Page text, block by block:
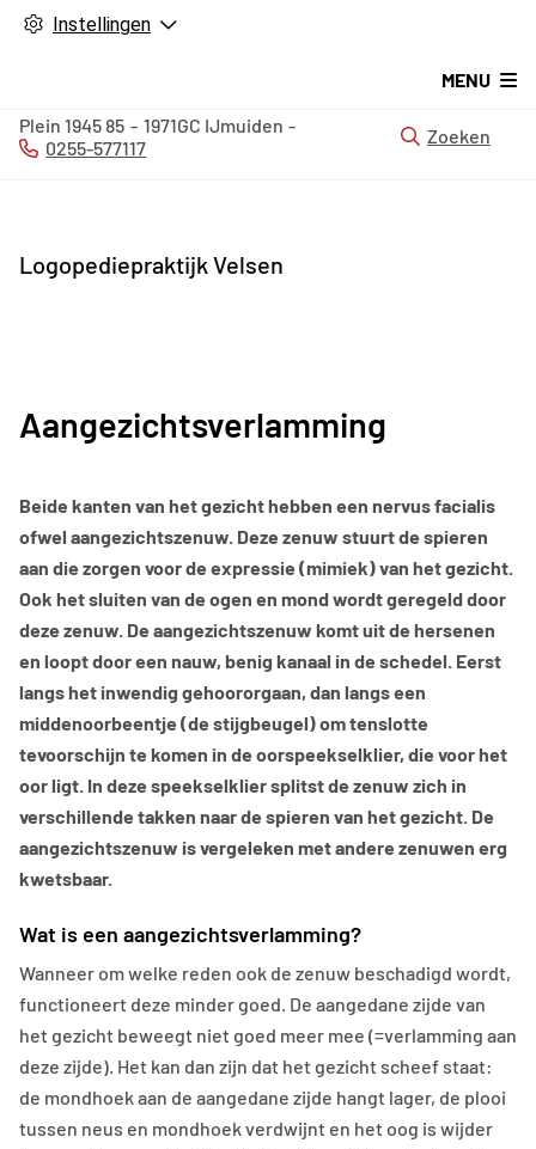
Instellingen
Logopediepraktijk Velsen
MENU
Plein 194585 1971GC IJmuiden
Tel:
0255-577117
Zoeken
Aangezichtsverlamming
Beide kanten van het gezicht hebben een nervus facialis
ofwel aangezichtszenuw. Deze zenuw stuurt de spieren
aan die zorgen voor de expressie (mimiek) van het gezicht.
Ook het sluiten van de ogen en mond wordt geregeld door
deze zenuw. De aangezichtszenuw komt uit de hersenen
en loopt door een nauw, benig kanaal in de schedel. Eerst
langs het inwendig gehoororgaan, dan langs een
middenoorbeentje (de stijgbeugel) om tenslotte
tevoorschijn te komen in de oorspeekselklier, die voor het
oor ligt. In deze speekselklier splitst de zenuw zich in
verschillende takken naar de spieren van het gezicht. De
aangezichtszenuw is vergeleken met andere zenuwen erg
kwetsbaar.
Wat is een aangezichtsverlamming?
Wanneer om welke reden ook de zenuw beschadigd wordt,
functioneert deze minder goed. De aangedane zijde van
het gezicht beweegt niet goed meer mee (=verlamming aan
deze zijde). Het kan dan zijn dat het gezicht scheef staat:
de mondhoek aan de aangedane zijde hangt lager, de plooi
tussen neus en mondhoek verdwijnt en het oog is wijder